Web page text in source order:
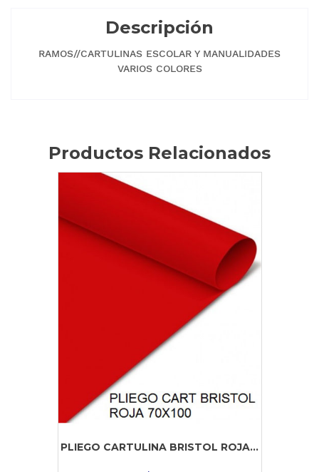
Descripción
RAMOS//CARTULINAS ESCOLAR Y MANUALIDADES
VARIOS COLORES
Productos Relacionados
PLIEGO CARTULINA BRISTOL ROJA...